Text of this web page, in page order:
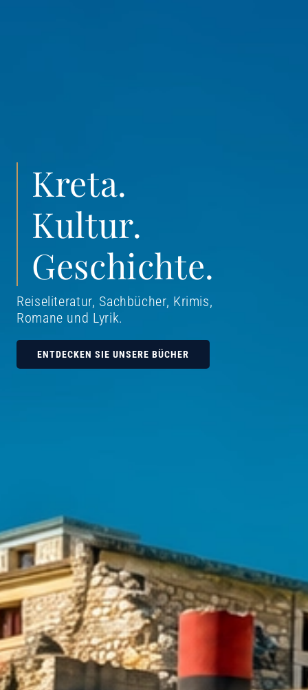
Kreta.
Kultur.
Geschichte.
Reiseliteratur, Sachbücher, Krimis,
Romane und Lyrik.
ENTDECKEN SIE UNSERE BÜCHER